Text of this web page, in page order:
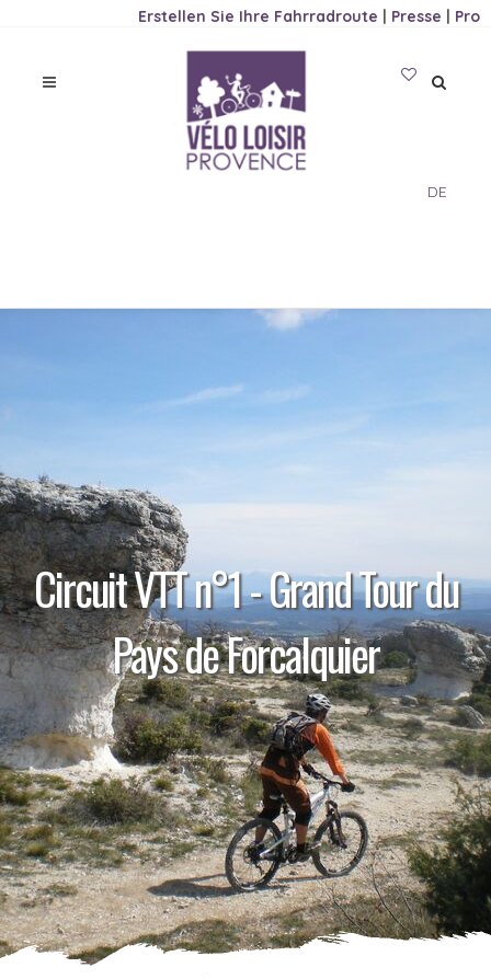
Erstellen Sie Ihre Fahrradroute | Presse | Pro
DE
Circuit VTT n°1 - Grand Tour du
Pays de Forcalquier